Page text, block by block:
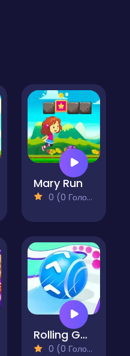
Mary Run
0 (0 Голосів)
Rolling Going Balls
0 (0 Голосів)